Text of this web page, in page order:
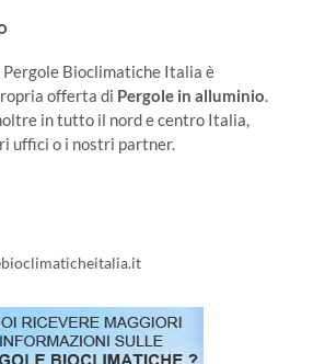
Pergole Bioclimatiche Italia è
offerta di Pergole in alluminio.
in tutto il nord e centro Italia,
uffici o i nostri partner.